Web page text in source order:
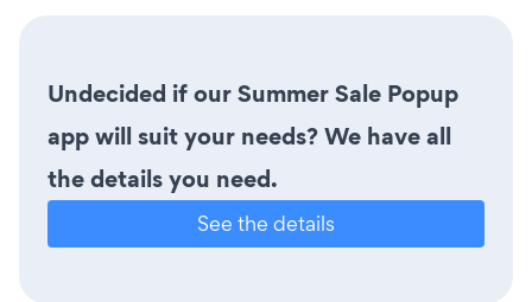
Undecided if our Summer Sale Popup
app will suit your needs? We have all
the details you need.
See the details